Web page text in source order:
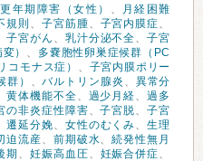
更年期障害（女性） 、
月経困難
規則 、 子宮筋腫、 子宮内膜症、
子宮がん 、 乳汁分泌不全、子宮
） 、 多嚢胞性卵巣症候群（PC
コモナス症） 、 子宮内膜ポリー
群） 、バルトリン腺炎 、 異常分
黄体機能不全、 過少月経、過多
の非炎症性障害、子宮脱、子宮
遷延分娩、 女性のむくみ、生理
迫流産、 前期破水、続発性無月
期 、 妊娠高血圧、 妊娠合併症、